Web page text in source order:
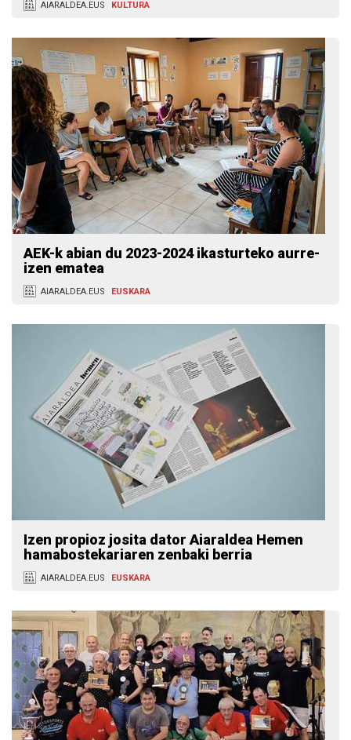
AIARALDEA.EUS KULTURA
AEK-k abian du 2023-2024 ikasturteko aurre-
izen ematea
AIARALDEA.EUS EUSKARA
Izen propioz josita dator Aiaraldea Hemen
hamabostekariaren zenbaki berria
AIARALDEA.EUS EUSKARA